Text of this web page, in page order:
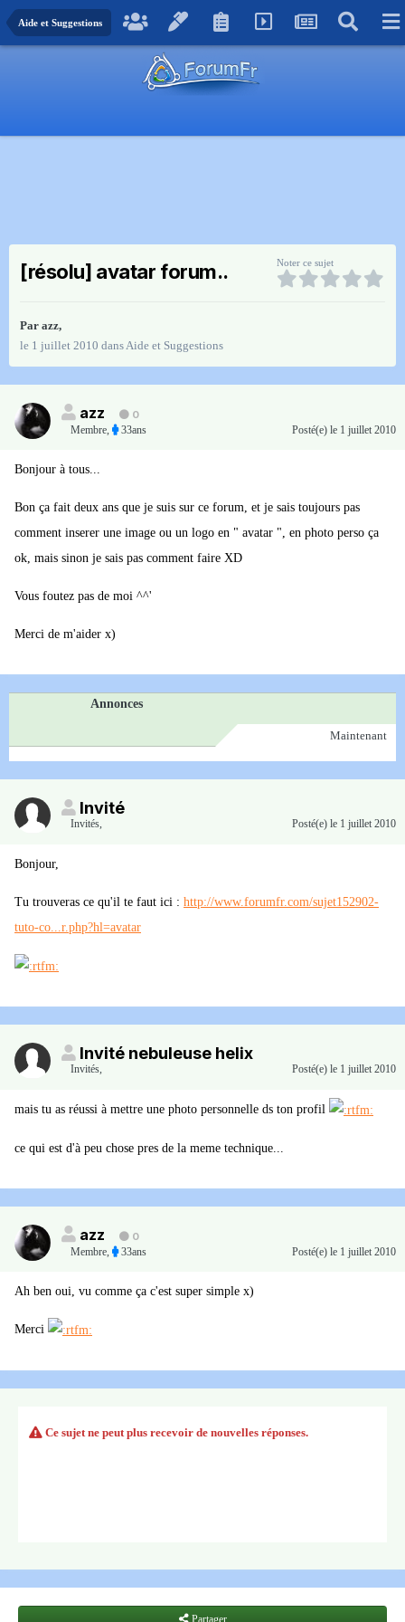
Aide et Suggestions
[résolu] avatar forum.. Noter ce sujet
Par azz,
le 1 juillet 2010 dansAide et Suggestions
azz
0
Membre, 33ans Posté(e) le 1 juillet 2010
Bonjour à tous...
Bon ça fait deux ans que je suis sur ce forum, et je sais toujours pas
comment inserer une image ou un logo en " avatar ", en photo perso ça
ok, mais sinon je sais pas comment faire XD
Vous foutez pas de moi ^^'
Merci de m'aider x)
Annonces
Maintenant
Invité
Invités, Posté(e) le 1 juillet 2010
Bonjour,
Tu trouveras ce qu'il te faut ici : http://www.forumfr.com/sujet152902-
tuto-co...r.php?hl=avatar
Invité nebuleuse helix
Invités, Posté(e) le 1 juillet 2010
mais tu as réussi à mettre une photo personnelle ds ton profil
ce qui est d'à peu chose pres de la meme technique...
azz
0
Membre, 33ans Posté(e) le 1 juillet 2010
Ah ben oui, vu comme ça c'est super simple x)
Merci
Ce sujet ne peut plus recevoir de nouvelles réponses.